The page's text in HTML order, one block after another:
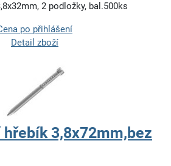
2 podložky, bal.500ks
po přihlášení
Detail zboží
3,8x72mm,bez